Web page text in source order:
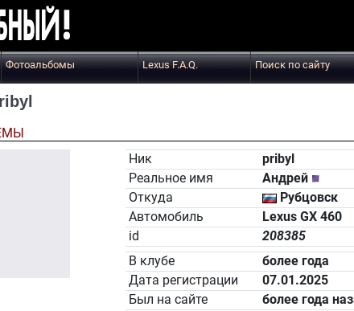
Фотоальбомы Lexus F.A.Q. Поиск по сайту
Ник
pribyl
Реальное имя
Андрей
Откуда
Рубцовск
Автомобиль
Lexus GX 460
id
208385
В клубе
более года
Дата регистрации
07.01.2025
Был на сайте
более года